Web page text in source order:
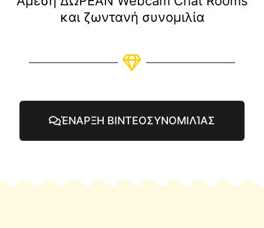
και ζωντανή συνομιλία
ΈΝΑΡΞΗ ΒΙΝΤΕΟΣΥΝΟΜΙΛΊΑΣ